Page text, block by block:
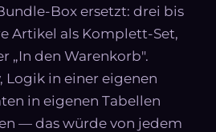
Box ersetzt: drei bis
Artikel als Komplett-Set,
„In den Warenkorb".
Logik in einer eigenen
in eigenen Tabellen
— das würde von jedem